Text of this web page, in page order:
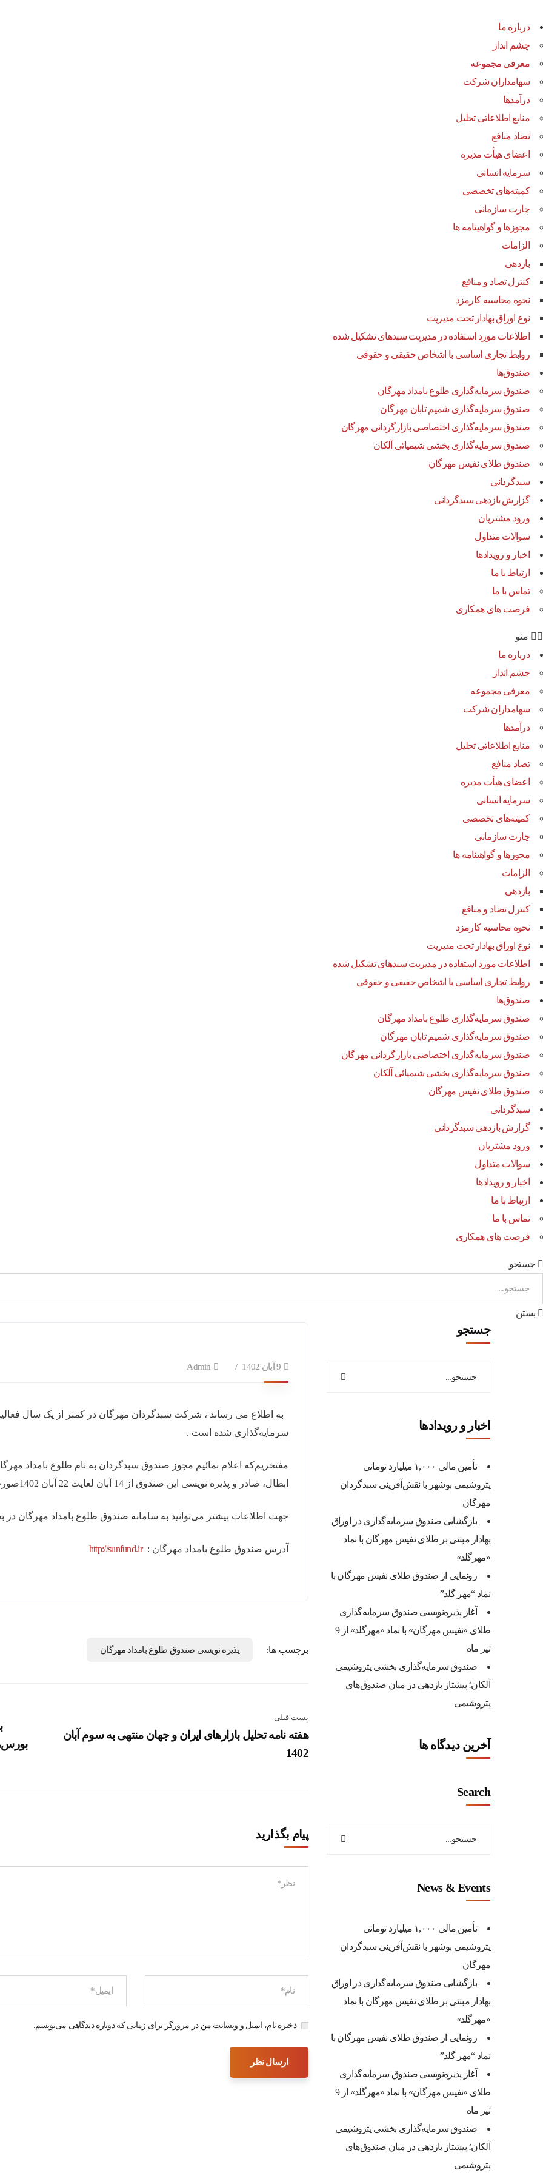
درباره ما
چشم انداز
معرفی مجموعه
سهامداران شرکت
درآمد‌ها
منابع اطلاعاتی تحلیل
تضاد منافع
اعضای هیأت مدیره
سرمایه انسانی
کمیته‌های تخصصی
چارت سازمانی
مجوزها و گواهینامه ها
الزامات
بازدهی
کنترل تضاد و منافع
نحوه محاسبه کارمزد
نوع اوراق بهادار تحت مدیریت
اطلاعات مورد استفاده در مدیریت سبدهای تشکیل شده
روابط تجاری اساسی با اشخاص حقیقی و حقوقی
صندوق‌ها
صندوق سرمایه‌گذاری طلوع بامداد مهرگان
صندوق سرمایه‌گذاری شمیم تابان مهرگان
صندوق سرمایه‌گذاری اختصاصی بازارگردانی مهرگان
صندوق سرمایه‌گذاری بخشی شیمیائی آلکان
صندوق طلای نفیس مهرگان
سبدگردانی
گزارش بازدهی سبدگردانی
ورود مشتریان
سوالات متداول
اخبار و رویدادها
ارتباط با ما
تماس با ما
فرصت های همکاری
منو
درباره ما
چشم انداز
معرفی مجموعه
سهامداران شرکت
درآمد‌ها
منابع اطلاعاتی تحلیل
تضاد منافع
اعضای هیأت مدیره
سرمایه انسانی
کمیته‌های تخصصی
چارت سازمانی
مجوزها و گواهینامه ها
الزامات
بازدهی
کنترل تضاد و منافع
نحوه محاسبه کارمزد
نوع اوراق بهادار تحت مدیریت
اطلاعات مورد استفاده در مدیریت سبدهای تشکیل شده
روابط تجاری اساسی با اشخاص حقیقی و حقوقی
صندوق‌ها
صندوق سرمایه‌گذاری طلوع بامداد مهرگان
صندوق سرمایه‌گذاری شمیم تابان مهرگان
صندوق سرمایه‌گذاری اختصاصی بازارگردانی مهرگان
صندوق سرمایه‌گذاری بخشی شیمیائی آلکان
صندوق طلای نفیس مهرگان
سبدگردانی
گزارش بازدهی سبدگردانی
ورود مشتریان
سوالات متداول
اخبار و رویدادها
ارتباط با ما
تماس با ما
فرصت های همکاری
جستجو
بستن
9 آبان 1402 Admin
به اطلاع می رساند ، شرکت سبدگردان مهرگان در کمتر از یک سال
سرمایه‌گذاری شده است .
مفتخریم‌که ‌اعلام نمائیم مجوز ‌صندوق سبدگردان به نام طلوع بامداد‌
ابطال، صادر و پذیره نویسی این صندوق از 14 آبان لغایت 22 آبان 1402صورت می پذیرد .
جهت اطلاعات بیشتر می‌توانید‌ به ‌سامانه صندوق طلوع بامداد مهرگان در
آدرس صندوق طلوع بامداد مهرگان :http://sunfund.ir
برچسب ها: پذیره‌ نویسی صندوق طلوع بامداد مهرگان
پست قبلی
هفته نامه تحلیل بازارهای ایران و جهان منتهی به سوم آبان
1402
پیام بگذارید
ذخیره نام، ایمیل و وبسایت من در مرورگر برای زمانی که دوباره دیدگاهی می‌نویسم.
جستجو
اخبار و رویدادها
تأمین مالی ۱,۰۰۰ میلیارد تومانی
پتروشیمی بوشهر با نقش‌آفرینی سبدگردان
مهرگان
بازگشایی صندوق سرمایه‌گذاری در اوراق
بهادار مبتنی بر طلای نفیس مهرگان با نماد
«مهرگلد»
رونمایی از صندوق طلای نفیس مهرگان با
نماد “مهر گلد”
آغاز پذیره‌نویسی صندوق سرمایه‌گذاری
طلای «نفیس مهرگان» با نماد «مهرگلد» از 9
تیر ماه
صندوق سرمایه‌گذاری بخشی پتروشیمی
آلکان؛ پیشتاز بازدهی در میان صندوق‌های
پتروشیمی
آخرین دیدگاه ها
Search
News & Events
تأمین مالی ۱,۰۰۰ میلیارد تومانی
پتروشیمی بوشهر با نقش‌آفرینی سبدگردان
مهرگان
بازگشایی صندوق سرمایه‌گذاری در اوراق
بهادار مبتنی بر طلای نفیس مهرگان با نماد
«مهرگلد»
رونمایی از صندوق طلای نفیس مهرگان با
نماد “مهر گلد”
آغاز پذیره‌نویسی صندوق سرمایه‌گذاری
طلای «نفیس مهرگان» با نماد «مهرگلد» از 9
تیر ماه
صندوق سرمایه‌گذاری بخشی پتروشیمی
آلکان؛ پیشتاز بازدهی در میان صندوق‌های
پتروشیمی